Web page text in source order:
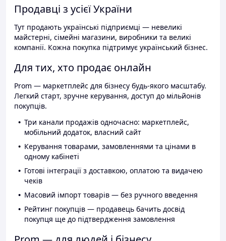
Продавці з усієї України
Тут продають українські підприємці — невеликі
майстерні, сімейні магазини, виробники та великі
компанії. Кожна покупка підтримує український бізнес.
Для тих, хто продає онлайн
Prom — маркетплейс для бізнесу будь-якого масштабу.
Легкий старт, зручне керування, доступ до мільйонів
покупців.
Три канали продажів одночасно: маркетплейс,
мобільний додаток, власний сайт
Керування товарами, замовленнями та цінами в
одному кабінеті
Готові інтеграції з доставкою, оплатою та видачею
чеків
Масовий імпорт товарів — без ручного введення
Рейтинг покупців — продавець бачить досвід
покупця ще до підтвердження замовлення